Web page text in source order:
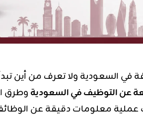
في السعودية ولا تعرف من أين
عن التوظيف في السعوديةوطرق
معلومات دقيقة عن